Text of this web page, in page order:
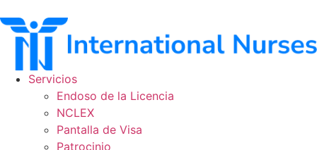
al
contenido
Servicios
Endoso de la Licencia
NCLEX
Pantalla de Visa
Patrocinio